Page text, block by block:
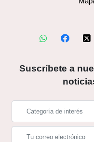
Suscríbete a